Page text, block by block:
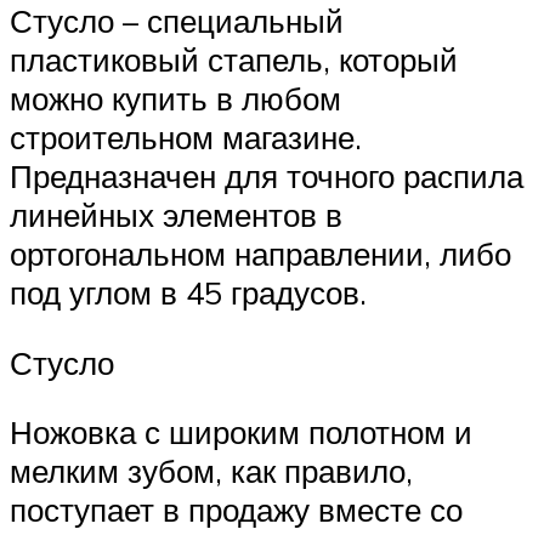
Стусло – специальный
пластиковый стапель, который
можно купить в любом
строительном магазине.
Предназначен для точного распила
линейных элементов в
ортогональном направлении, либо
под углом в 45 градусов.
Стусло
Ножовка с широким полотном и
мелким зубом, как правило,
поступает в продажу вместе со